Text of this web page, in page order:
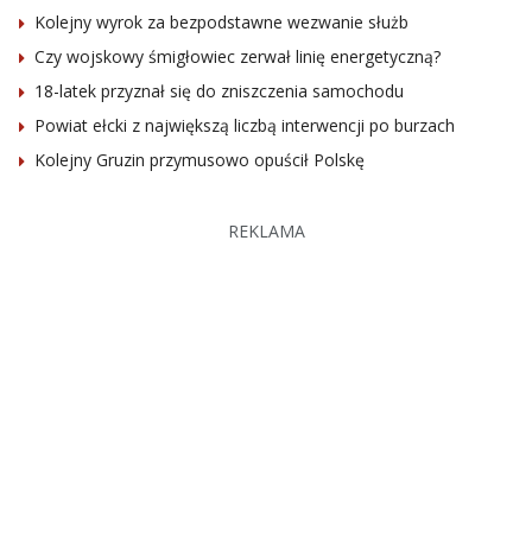
Kolejny wyrok za bezpodstawne wezwanie służb
Czy wojskowy śmigłowiec zerwał linię energetyczną?
18-latek przyznał się do zniszczenia samochodu
Powiat ełcki z największą liczbą interwencji po burzach
Kolejny Gruzin przymusowo opuścił Polskę
REKLAMA